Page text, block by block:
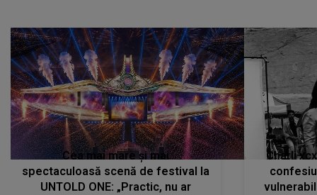
Cea mai mare și mai
spectaculoasă scenă de festival la
UNTOLD ONE: „Practic, nu ar
Charli